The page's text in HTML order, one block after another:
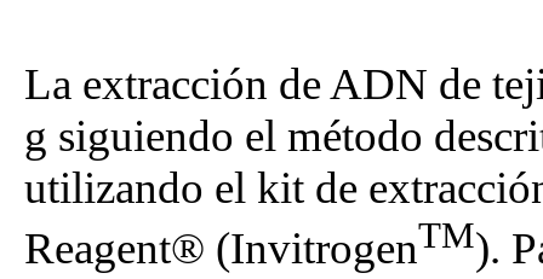
La extracción de ADN de
g siguiendo el método
utilizando el kit de
Reagent® (InvitrogenTM).